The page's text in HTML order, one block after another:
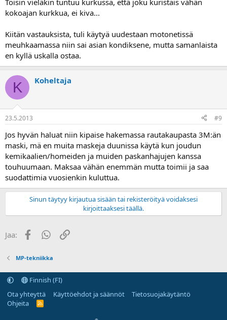
Toisin vieläkin tuntuu kurkussa, että joku kuristais vähän
kokoajan kurkkua, ei kiva...
Kiitän vastauksista, tuli käytyä uudestaan motonetissä
meuhkaamassa niin sai asian kondiksene, mutta samanlaista
en kyllä uskalla ostaa.
K Koheltaja
23.5.2013 #9
Jos hyvän haluat niin kipaise hakemassa rautakaupasta 3M:än
maski, mä en muita maskeja duunissa käytä kun joudun
kemikaalien/homeiden ja muiden paskanhajujen kanssa
touhuumaan. Maksaa vähän enemmän mutta toimii ja saa
suodattimia vuosienkin kuluttua.
Sinun täytyy kirjautua sisään tai rekisteröityä voidaksesi
kirjoittaaksesi täällä.
Jaa: FacebookWhatsApp
Linkki
MP-tekniikka
Finnish (FI)
Ota yhteyttä
Käyttöehdot ja säännöt
Tietosuojakäytäntö
Ohjeita
R